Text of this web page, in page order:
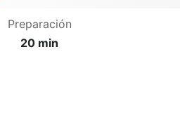
Preparación
20 min